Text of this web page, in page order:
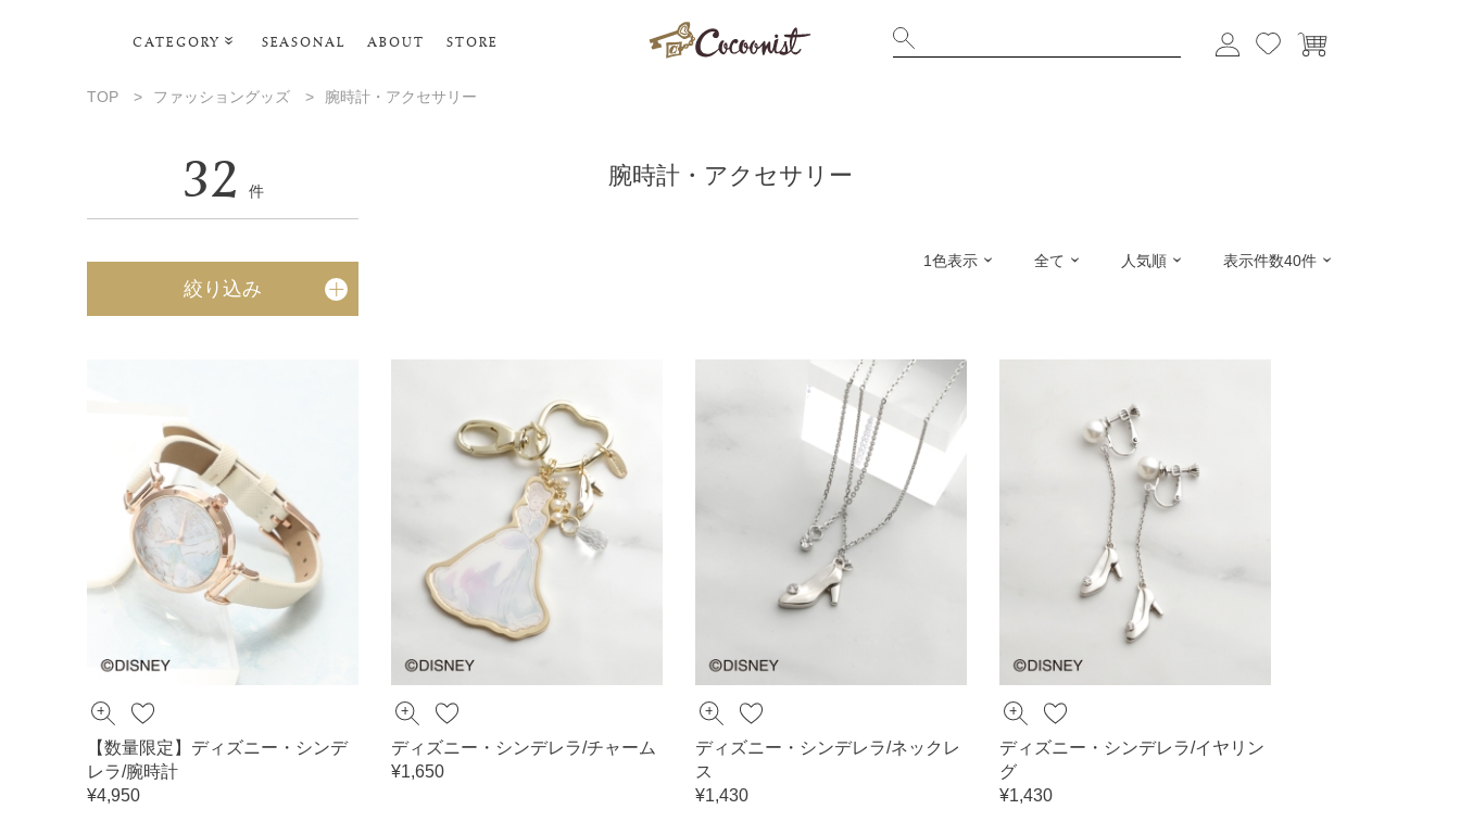
CATEGORY SEASONAL ABOUT STORE
ポーチ･トラベルグッズ
タオル・ヘアバンド
TOP > ファッショングッズ > 腕時計・アクセサリー
腕時計・アクセサリー
32 件
絞り込み
1色表示 全て 人気順 表示件数40件
【数量限定】ディズニー・シンデ
レラ/腕時計
¥4,950
ディズニー・シンデレラ/チャーム
¥1,650
ディズニー・シンデレラ/ネックレ
ス
¥1,430
ディズニー・シンデレラ/イヤリン
グ
¥1,430